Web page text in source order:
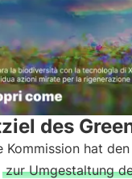
des
Kommission hat
zur Umgestaltung